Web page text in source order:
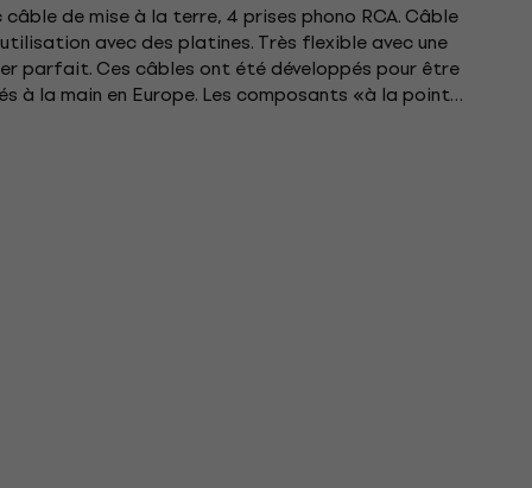
de mise à la terre, 4 prises phono RCA. Câble
avec des platines. Très flexible avec une
parfait. Ces câbles ont été développés pour être
à la main en Europe. Les composants «à la pointe